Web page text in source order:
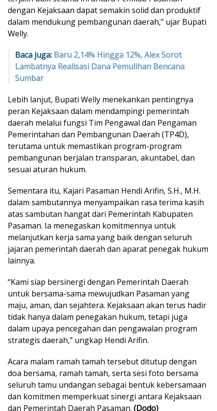
dengan Kejaksaan dapat semakin solid dan produktif
dalam mendukung pembangunan daerah,” ujar Bupati
Welly.
Baca juga: Baru 2,14% Hingga 12%, Alex Sorot
Lambatnya Realisasi Dana Pemulihan Bencana
Sumbar
Lebih lanjut, Bupati Welly menekankan pentingnya
peran Kejaksaan dalam mendampingi pemerintah
daerah melalui fungsi Tim Pengawal dan Pengaman
Pemerintahan dan Pembangunan Daerah (TP4D),
terutama untuk memastikan program-program
pembangunan berjalan transparan, akuntabel, dan
sesuai aturan hukum.
Sementara itu, Kajari Pasaman Hendi Arifin, S.H., M.H.
dalam sambutannya menyampaikan rasa terima kasih
atas sambutan hangat dari Pemerintah Kabupaten
Pasaman. Ia menegaskan komitmennya untuk
melanjutkan kerja sama yang baik dengan seluruh
jajaran pemerintah daerah dan aparat penegak hukum
lainnya.
“Kami siap bersinergi dengan Pemerintah Daerah
untuk bersama-sama mewujudkan Pasaman yang
maju, aman, dan sejahtera. Kejaksaan akan terus hadir
tidak hanya dalam penegakan hukum, tetapi juga
dalam upaya pencegahan dan pengawalan program
strategis daerah,” ungkap Hendi Arifin.
Acara malam ramah tamah tersebut ditutup dengan
doa bersama, ramah tamah, serta sesi foto bersama
seluruh tamu undangan sebagai bentuk kebersamaan
dan komitmen memperkuat sinergi antara Kejaksaan
dan Pemerintah Daerah Pasaman. (Dodo)